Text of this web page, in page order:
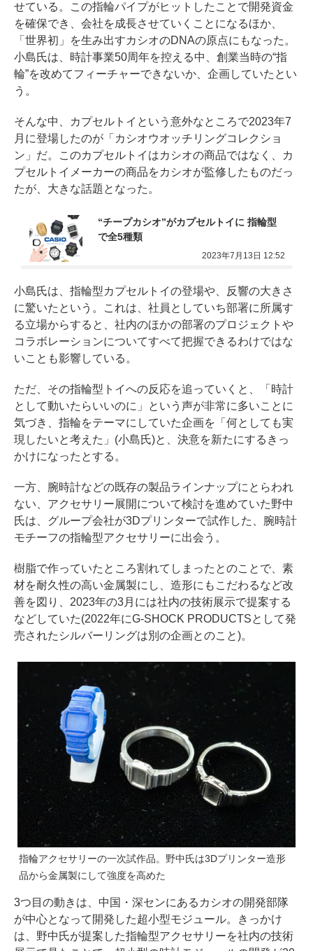
せている。この指輪パイプがヒットしたことで開発資金
を確保でき、会社を成長させていくことになるほか、
「世界初」を生み出すカシオのDNAの原点にもなった。
小島氏は、時計事業50周年を控える中、創業当時の“指
輪”を改めてフィーチャーできないか、企画していたとい
う。
そんな中、カプセルトイという意外なところで2023年7
月に登場したのが「カシオウオッチリングコレクショ
ン」だ。このカプセルトイはカシオの商品ではなく、カ
プセルトイメーカーの商品をカシオが監修したものだっ
たが、大きな話題となった。
“チープカシオ”がカプセルトイに 指輪型
で全5種類
2023年7月13日 12:52
小島氏は、指輪型カプセルトイの登場や、反響の大きさ
に驚いたという。これは、社員としていち部署に所属す
る立場からすると、社内のほかの部署のプロジェクトや
コラボレーションについてすべて把握できるわけではな
いことも影響している。
ただ、その指輪型トイへの反応を追っていくと、「時計
として動いたらいいのに」という声が非常に多いことに
気づき、指輪をテーマにしていた企画を「何としても実
現したいと考えた」(小島氏)と、決意を新たにするきっ
かけになったとする。
一方、腕時計などの既存の製品ラインナップにとらわれ
ない、アクセサリー展開について検討を進めていた野中
氏は、グループ会社が3Dプリンターで試作した、腕時計
モチーフの指輪型アクセサリーに出会う。
樹脂で作っていたところ割れてしまったとのことで、素
材を耐久性の高い金属製にし、造形にもこだわるなど改
善を図り、2023年の3月には社内の技術展示で提案する
などしていた(2022年にG-SHOCK PRODUCTSとして発
売されたシルバーリングは別の企画とのこと)。
指輪アクセサリーの一次試作品。野中氏は3Dプリンター造形
品から金属製にして強度を高めた
3つ目の動きは、中国・深センにあるカシオの開発部隊
が中心となって開発した超小型モジュール。きっかけ
は、野中氏が提案した指輪型アクセサリーを社内の技術